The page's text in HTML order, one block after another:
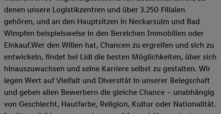
denen unsere Logistikzentren und über 3.250 Filialen
gehören, und an den Hauptsitzen in Neckarsulm und Bad
Wimpfen beispielsweise in den Bereichen Immobilien oder
Einkauf.Wer den Willen hat, Chancen zu ergreifen und sich zu
entwickeln, findet bei Lidl die besten Möglichkeiten, über sich
hinauszuwachsen und seine Karriere selbst zu gestalten. Wir
legen Wert auf Vielfalt und Diversität in unserer Belegschaft
und geben allen Bewerbern die gleiche Chance – unabhängig
von Geschlecht, Hautfarbe, Religion, Kultur oder Nationalität.